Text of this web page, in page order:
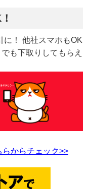
に！ 他社スマホもOK
も下取りしてもらえ
からチェック>>